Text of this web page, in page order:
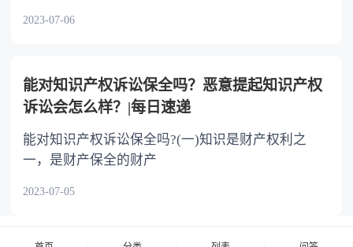
2023-07-06
能对知识产权诉讼保全吗？恶意提起知识产权
诉讼会怎么样？|每日速递
能对知识产权诉讼保全吗?(一)知识是财产权利之
一，是财产保全的财产
2023-07-05